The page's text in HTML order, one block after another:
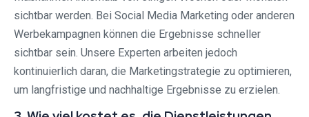
sichtbar werden. Bei Social Media Marketing oder anderen
Werbekampagnen können die Ergebnisse schneller
sichtbar sein. Unsere Experten arbeiten jedoch
kontinuierlich daran, die Marketingstrategie zu optimieren,
um langfristige und nachhaltige Ergebnisse zu erzielen.